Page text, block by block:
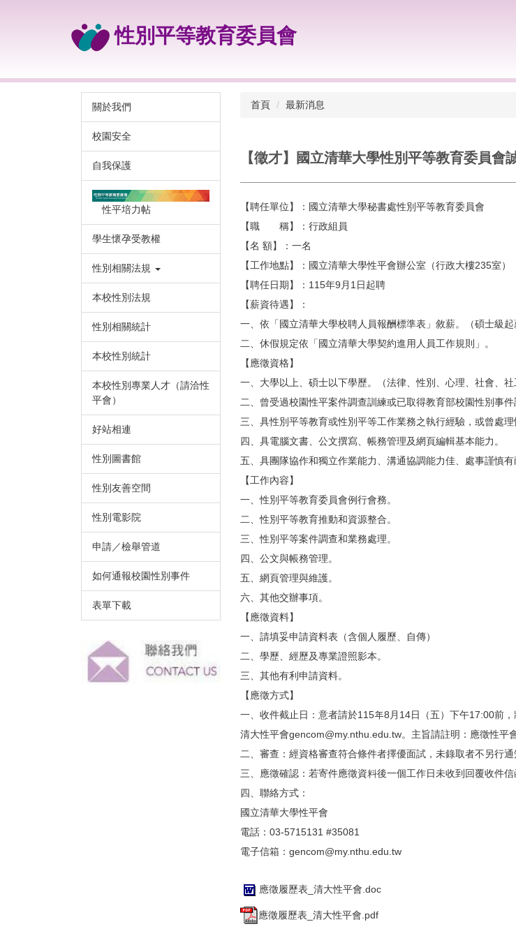
容
性別平等教育委員會
關於我們
校園安全
自我保護
性平培力帖
學生懷孕受教權
性別相關法規
本校性別法規
性別相關統計
本校性別統計
本校性別專業人才（請洽性
平會）
好站相連
性別圖書館
性別友善空間
性別電影院
申請／檢舉管道
如何通報校園性別事件
表單下載
首頁 最新消息
【徵才】國立清華大學性別平等教育委員會
【聘任單位】：國立清華大學秘書處性別平等教育委員會
【職 稱】：行政組員
【名 額】：一名
【工作地點】：國立清華大學性平會辦公室（行政大樓235室）
【聘任日期】：115年9月1日起聘
【薪資待遇】：
一、依「國立清華大學校聘人員報酬標準表」敘薪。（碩士級
二、休假規定依「國立清華大學契約進用人員工作規則」。
【應徵資格】
一、大學以上、碩士以下學歷。（法律、性別、心理、社會、社
二、曾受過校園性平案件調查訓練或已取得教育部校園性別事件
三、具性別平等教育或性別平等工作業務之執行經驗，或曾處
四、具電腦文書、公文撰寫、帳務管理及網頁編輯基本能力。
五、具團隊協作和獨立作業能力、溝通協調能力佳、處事謹慎有
【工作內容】
一、性別平等教育委員會例行會務。
二、性別平等教育推動和資源整合。
三、性別平等案件調查和業務處理。
四、公文與帳務管理。
五、網頁管理與維護。
六、其他交辦事項。
【應徵資料】
一、請填妥申請資料表（含個人履歷、自傳）
二、學歷、經歷及專業證照影本。
三、其他有利申請資料。
【應徵方式】
一、收件截止日：意者請於115年8月14日（五）下午17:00前
清大性平會gencom@my.nthu.edu.tw。主旨請註明：應徵性平
二、審查：經資格審查符合條件者擇優面試，未錄取者不另行通
三、應徵確認：若寄件應徵資料後一個工作日未收到回覆收件
四、聯絡方式：
國立清華大學性平會
電話：03-5715131 #35081
電子信箱：gencom@my.nthu.edu.tw
應徵履歷表_清大性平會.doc
應徵履歷表_清大性平會.pdf